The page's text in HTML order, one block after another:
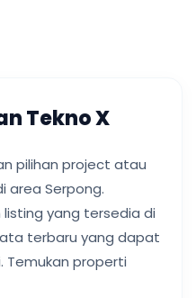
Tekno X
pilihan project atau
area Serpong.
yang tersedia di
terbaru yang dapat
Temukan properti